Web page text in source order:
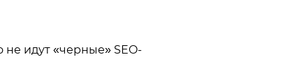
идут «черные» SEO-